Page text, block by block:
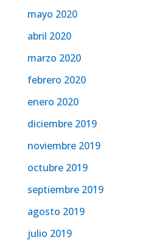
mayo 2020
abril 2020
marzo 2020
febrero 2020
enero 2020
diciembre 2019
noviembre 2019
octubre 2019
septiembre 2019
agosto 2019
julio 2019